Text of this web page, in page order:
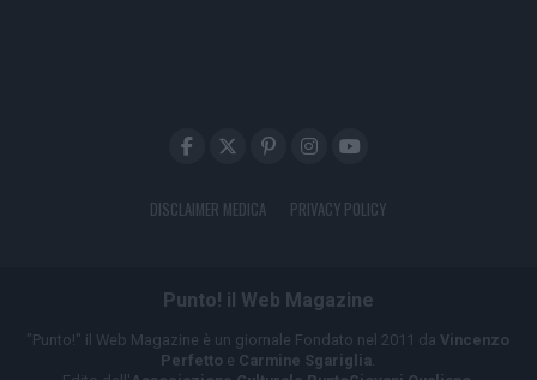
DISCLAIMER MEDICA PRIVACY POLICY
Punto! il Web Magazine
"Punto!" il Web Magazine è un giornale Fondato nel 2011 da Vincenzo
Perfetto e Carmine Sgariglia